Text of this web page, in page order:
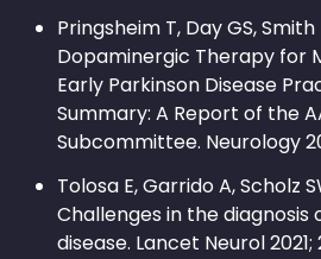
Pringsheim T, Day GS, Smith
Dopaminergic Therapy for
Early Parkinson Disease
Summary: A Report of the
Subcommittee. Neurology
Tolosa E, Garrido A, Scholz
Challenges in the diagnosis
disease. Lancet Neurol 2021;